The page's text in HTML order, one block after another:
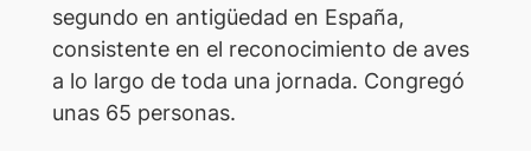
segundo en antigüedad en España,
consistente en el reconocimiento de aves
a lo largo de toda una jornada. Congregó
unas 65 personas.